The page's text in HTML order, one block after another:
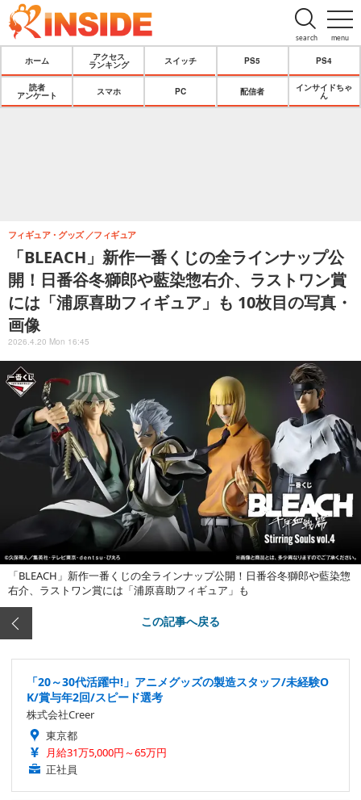
menu
search
ホーム
アクセス
ランキング
スイッチ PS5 PS4
読者
アンケート
スマホ PC 配信者
インサイドちゃ
ん
「BLEACH」新作一番くじの全ラインナップ公
開！日番谷冬獅郎や藍染惣右介、ラストワン賞
には「浦原喜助フィギュア」も 10枚目の写真・
画像
フィギュア・グッズ フィギュア
2026.4.20 Mon 16:45
「BLEACH」新作一番くじの全ラインナップ公開！日番谷冬獅郎や藍染惣
右介、ラストワン賞には「浦原喜助フィギュア」も
この記事へ戻る
「20～30代活躍中!」アニメグッズの製造スタッフ/未経験O
K/賞与年2回/スピード選考
株式会社Creer
東京都
月給31万5,000円～65万円
正社員